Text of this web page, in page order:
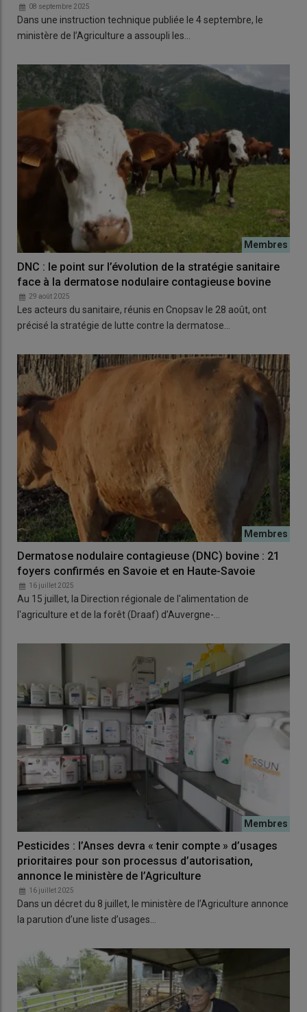
08 septembre 2025
Dans une instruction technique publiée le 4 septembre, le
ministère de l’Agriculture a assoupli les…
DNC : le point sur l’évolution de la stratégie sanitaire
face à la dermatose nodulaire contagieuse bovine
29 août 2025
Les acteurs du sanitaire, réunis en Cnopsav le 28 août, ont
précisé la stratégie de lutte contre la dermatose…
Dermatose nodulaire contagieuse (DNC) bovine : 21
foyers confirmés en Savoie et en Haute-Savoie
16 juillet 2025
Au 15 juillet, la Direction régionale de l'alimentation de
l'agriculture et de la forêt (Draaf) d’Auvergne-…
Pesticides : l’Anses devra « tenir compte » d’usages
prioritaires pour son processus d’autorisation,
annonce le ministère de l’Agriculture
16 juillet 2025
Dans un décret du 8 juillet, le ministère de l’Agriculture annonce
la parution d’une liste d’usages…